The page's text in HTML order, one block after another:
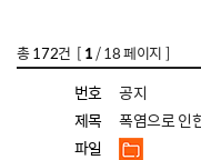
총172건 [ 1/ 18 페이지 ]
번호
공지
제목
폭염으로 인
파일